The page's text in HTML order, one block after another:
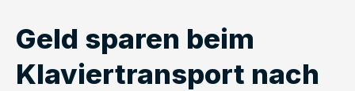
Geld sparen beim
Klaviertransport nach